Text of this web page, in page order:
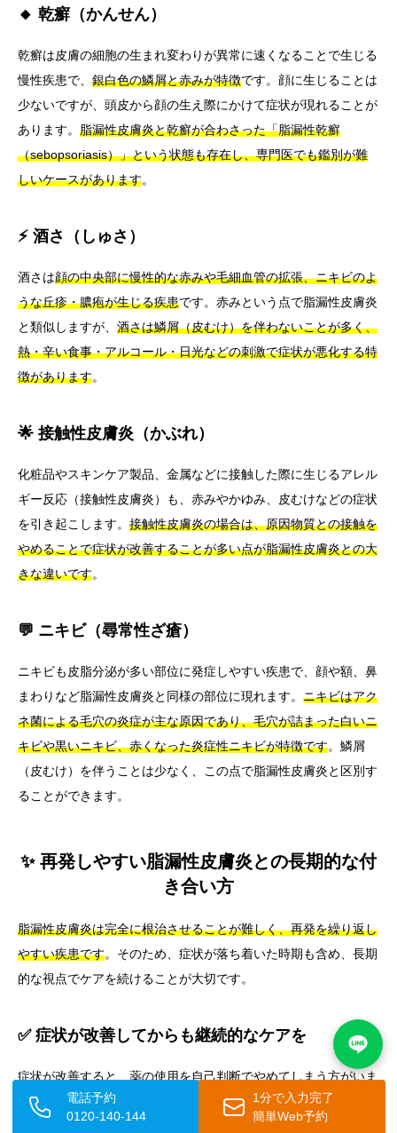
🔸 乾癬（かんせん）
乾癬は皮膚の細胞の生まれ変わりが異常に速くなることで生じる
慢性疾患で、 銀白色の鱗屑と赤みが特徴です。顔に生じることは
少ないですが、頭皮から顔の生え際にかけて症状が現れることが
あります。 脂漏性皮膚炎と乾癬が合わさった「脂漏性乾癬
（sebopsoriasis）」という状態も存在し、専門医でも鑑別が難
しいケースがあります。
⚡ 酒さ（しゅさ）
酒さは顔の中央部に慢性的な赤みや毛細血管の拡張、ニキビのよ
うな丘疹・膿疱が生じる疾患です。赤みという点で脂漏性皮膚炎
と類似しますが、 酒さは鱗屑（皮むけ）を伴わないことが多く、
熱・辛い食事・アルコール・日光などの刺激で症状が悪化する特
徴があります。
🌟 接触性皮膚炎（かぶれ）
化粧品やスキンケア製品、金属などに接触した際に生じるアレル
ギー反応（接触性皮膚炎）も、赤みやかゆみ、皮むけなどの症状
を引き起こします。 接触性皮膚炎の場合は、原因物質との接触を
やめることで症状が改善することが多い点が脂漏性皮膚炎との大
きな違いです。
💬 ニキビ（尋常性ざ瘡）
ニキビも皮脂分泌が多い部位に発症しやすい疾患で、顔や額、鼻
まわりなど脂漏性皮膚炎と同様の部位に現れます。 ニキビはアク
ネ菌による毛穴の炎症が主な原因であり、毛穴が詰まった白いニ
キビや黒いニキビ、赤くなった炎症性ニキビが特徴です。鱗屑
（皮むけ）を伴うことは少なく、この点で脂漏性皮膚炎と区別す
ることができます。
✨ 再発しやすい脂漏性皮膚炎との長期的な付
き合い方
脂漏性皮膚炎は完全に根治させることが難しく、再発を繰り返し
やすい疾患です。そのため、症状が落ち着いた時期も含め、長期
的な視点でケアを続けることが大切です。
✅ 症状が改善してからも継続的なケアを
症状が改善すると、薬の使用を自己判断でやめてしまう方がいま
す。しかし、見た目が良くなっても皮膚の状態が完全に安定して
医師から指示された期間や方法に従って治
電話予約
0120-140-144
1分で入力完了
簡単Web予約